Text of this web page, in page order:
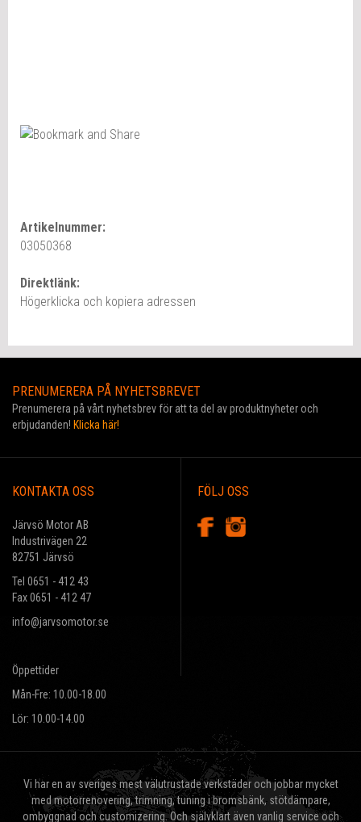
Artikelnummer:
03050368
Direktlänk:
Högerklicka och kopiera adressen
PRENUMERERA PÅ NYHETSBREVET
Prenumerera på vårt nyhetsbrev för att ta del av produktnyheter och
erbjudanden! Klicka här!
KONTAKTA OSS
Järvsö Motor AB
Industrivägen 22
82751 Järvsö
Tel 0651 - 412 43
Fax 0651 - 412 47
info@jarvsomotor.se
Öppettider
Mån-Fre: 10.00-18.00
Lör: 10.00-14.00
FÖLJ OSS
Vi har en av sveriges mest välutrustade verkstäder och jobbar mycket
med motorrenovering, trimning, tuning i bromsbänk, stötdämpare,
ombyggnad och customizering. Och självklart även vanlig service och